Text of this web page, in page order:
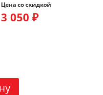
Цена со скидкой
3 050 ₽